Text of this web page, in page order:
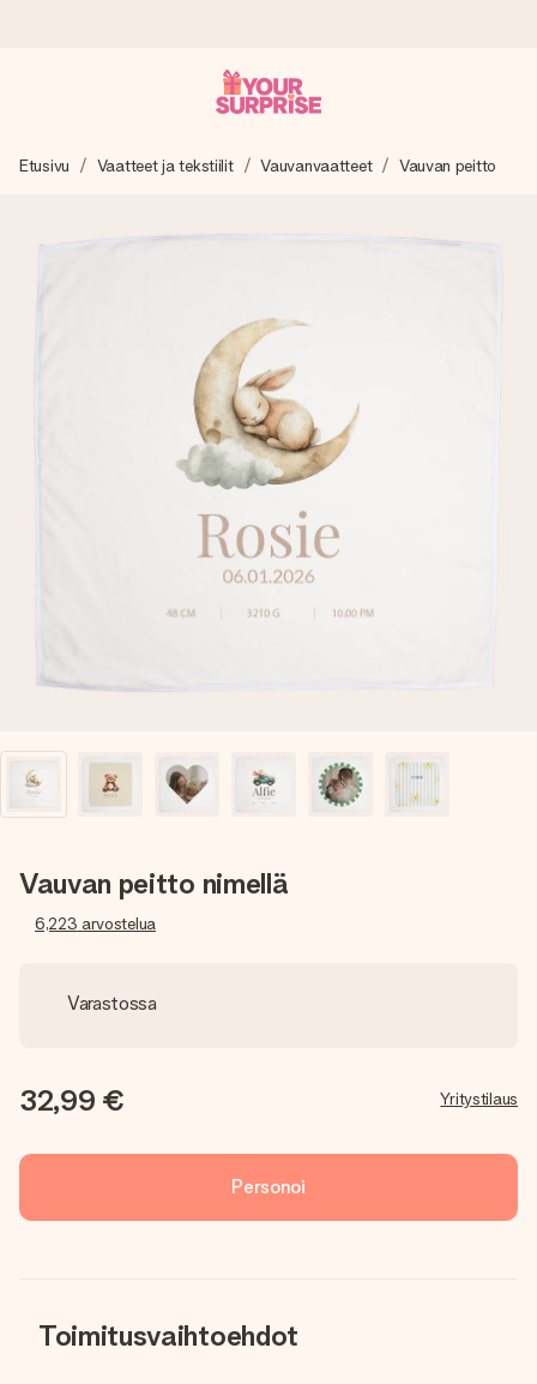
Valmistamme lahjasi huolella ja lähetämme sen hetkessä,
4,8 (+15 000 arvostelun perusteella)
Lahjamme inspiroivat. Asiakkaiden arvosana on 4,8 Google
Ilmainen tervehdyskortti
Tilaa tänään – personoitu lahja valmistuu ja lähtee matkaan
nopeammin kuin ehdit sanoa “yllätys!”
Etusivu Vaatteet ja tekstiilit Vauvanvaatteet Vauvan peitto
Vauvan peitto nimellä
6,223 arvostelua
Varastossa
32,99 € Yritystilaus
Personoi
Toimitusvaihtoehdot